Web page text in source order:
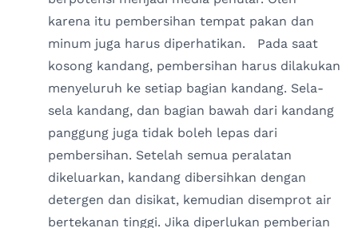
karena itu pembersihan tempat pakan dan
minum juga harus diperhatikan. Pada saat
kosong kandang, pembersihan harus dilakukan
menyeluruh ke setiap bagian kandang. Sela-
sela kandang, dan bagian bawah dari kandang
panggung juga tidak boleh lepas dari
pembersihan. Setelah semua peralatan
dikeluarkan, kandang dibersihkan dengan
detergen dan disikat, kemudian disemprot air
bertekanan tinggi. Jika diperlukan pemberian